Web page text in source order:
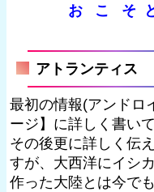
お
こ そ
アトランティス
最初の情報(アンドロ
ージ】に詳しく書いて
その後更に詳しく伝
すが、大西洋にイシ
作った大陸とは今で